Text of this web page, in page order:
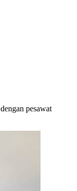
pesawat